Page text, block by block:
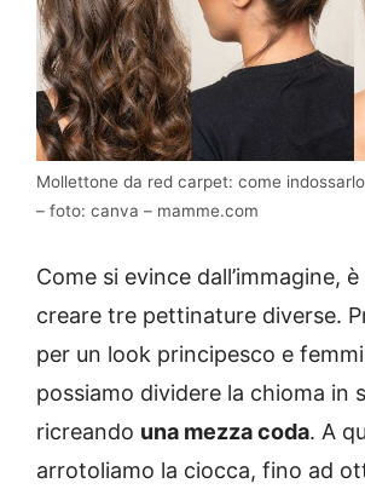
Mollettone da red carpet: come
– foto: canva – mamme.com
Come si evince dall’immagine,
creare tre pettinature diverse.
per un look principesco e
possiamo dividere la chioma in
ricreando una mezza coda. A
arrotoliamo la ciocca, fino ad